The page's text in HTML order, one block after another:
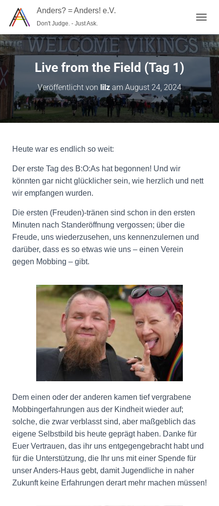
Anders? = Anders! e.V.
Don't Judge. - Just Ask.
A
V
I
O
N
U
T
Live from the Field (Tag 1)
Veröffentlicht von lilz am August 24, 2024
Heute war es endlich so weit:
Der erste Tag des B:O:As hat begonnen! Und wir
könnten gar nicht glücklicher sein, wie herzlich und nett
wir empfangen wurden.
Die ersten (Freuden)-tränen sind schon in den ersten
Minuten nach Standeröffnung vergossen; über die
Freude, uns wiederzusehen, uns kennenzulernen und
darüber, dass es so etwas wie uns – einen Verein
gegen Mobbing – gibt.
Dem einen oder der anderen kamen tief vergrabene
Mobbingerfahrungen aus der Kindheit wieder auf;
solche, die zwar verblasst sind, aber maßgeblich das
eigene Selbstbild bis heute geprägt haben. Danke für
Euer Vertrauen, das ihr uns entgegengebracht habt und
für die Unterstützung, die Ihr uns mit einer Spende für
unser Anders-Haus gebt, damit Jugendliche in naher
Zukunft keine Erfahrungen derart mehr machen müssen!